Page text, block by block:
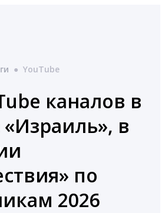
● YouTube
каналов в
в
по
2026